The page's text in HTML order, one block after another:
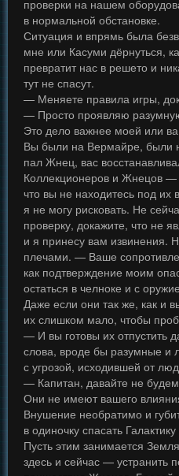
проверки на нашем
в нормальной обстановке.
Ситуация и впрямь была
мне или Касуми дёрнуться,
превратит нас в решето и
тут не спасут.
— Меняете правила игры,
— Просто проявляю
Это дело важнее моей или
Вы были на Вермайре, были
пал Жнец, вас
Коллекционеров и Жнецов —
что вы не находитесь под
я не могу рисковать. Не
проверку, докажите, что не
и я принесу вам извинения.
плечами. — Ваше
как подтверждение моим
остаться в челноке и с
Даже если они так же, как и
их слишком мало, чтобы
— И вы готовы их отпустить
слова, вроде бы разумные и
с угрозой, исходившей от
— Капитан, давайте не
Они не имеют вашего
Внушение необратимо и
в одиночку спасать
Пусть этим занимается
здесь и сейчас — устранить